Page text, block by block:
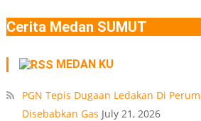
Ledakan
Rumah
Medan
Cerita Medan SUMUT
MEDAN KU
PGN Tepis Dugaan Ledakan Di
Disebabkan Gas July 21, 2026